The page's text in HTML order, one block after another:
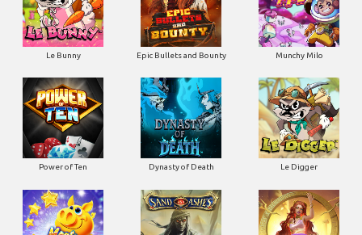
Le Bunny Epic Bullets and Bounty Munchy Milo
Power of Ten Dynasty of Death Le Digger